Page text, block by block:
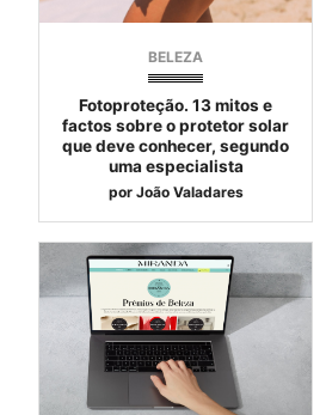
BELEZA
Fotoproteção. 13 mitos e
factos sobre o protetor solar
que deve conhecer, segundo
uma especialista
por João Valadares